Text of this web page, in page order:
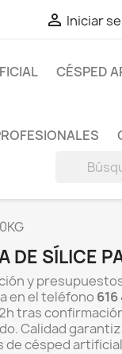
 Iniciar
CÉSPED
DE SÍLICE
y
en el teléfono 616
tras
Calidad
de césped